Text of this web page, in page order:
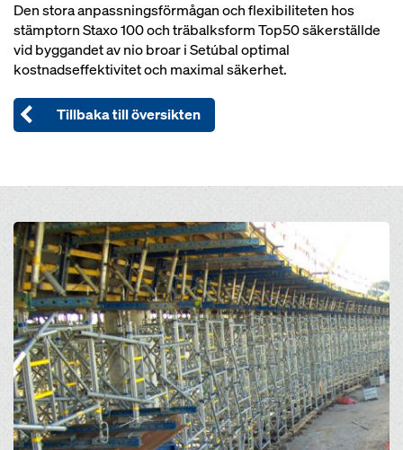
Den stora anpassningsförmågan och flexibiliteten hos
stämptorn Staxo 100 och träbalksform Top50 säkerställde
vid byggandet av nio broar i Setúbal optimal
kostnadseffektivitet och maximal säkerhet.
Tillbaka till översikten
Open